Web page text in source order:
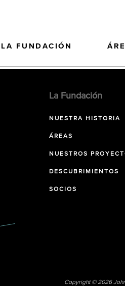
LA FUNDACIÓN
La Fundación
NUESTRA HISTORIA
ÁREAS
NUESTROS
DESCUBRIMIENTOS
SOCIOS
Copyright © 2026